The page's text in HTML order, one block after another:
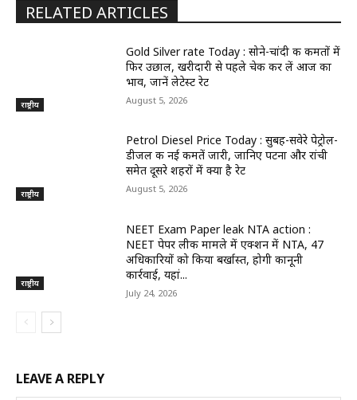
RELATED ARTICLES
राष्ट्रीय
Gold Silver rate Today : सोने-चांदी की कीमतों में
फिर उछाल, खरीदारी से पहले चेक कर लें आज का
भाव, जानें लेटेस्ट रेट
August 5, 2026
राष्ट्रीय
Petrol Diesel Price Today : सुबह-सवेरे पेट्रोल-
डीजल की नई कीमतें जारी, जानिए पटना और रांची
समेत दूसरे शहरों में क्या है रेट
August 5, 2026
राष्ट्रीय
NEET Exam Paper leak NTA action :
NEET पेपर लीक मामले में एक्शन में NTA, 47
अधिकारियों को किया बर्खास्त, होगी कानूनी
कार्रवाई, यहां...
July 24, 2026
LEAVE A REPLY